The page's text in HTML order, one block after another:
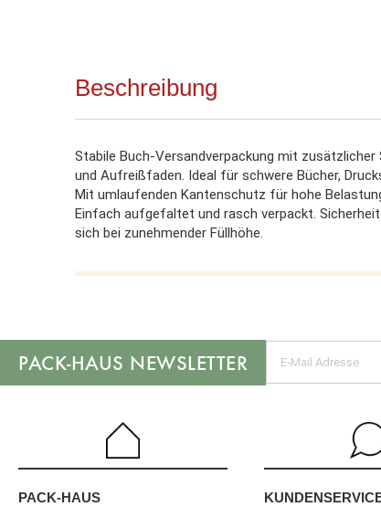
Beschreibung
Stabile Buch-Versandverpackung mit
und Aufreißfaden. Ideal für schwere Bücher,
Mit umlaufenden Kantenschutz für hohe
Einfach aufgefaltet und rasch verpackt.
sich bei zunehmender Füllhöhe.
NEWSLETTER
PACK-HAUS